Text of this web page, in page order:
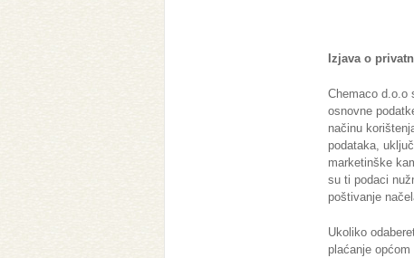
Izjava o
Chemaco d.o.o
osnovne
načinu
podataka,
marketinške
su ti podaci
poštivanje
Ukoliko
plaćanje